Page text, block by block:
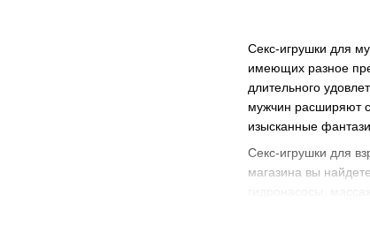
Секс-игрушки для
имеющих разное
длительного
мужчин расширяют
изысканные
Секс-игрушки для
магазина вы
гидронасосы,